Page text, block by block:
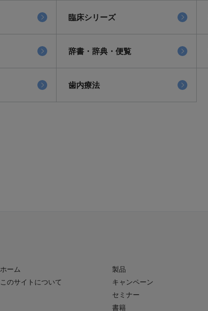
臨床シリーズ
辞書・辞典・便覧
歯内療法
ホーム
このサイトについて
製品
キャンペーン
セミナー
書籍